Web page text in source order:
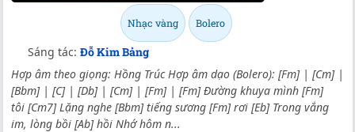
Nhạc vàng Bolero
Sáng tác: Đỗ Kim Bảng
Hợp âm theo giọng: Hồng Trúc Hợp âm dạo (Bolero): [Fm] | [Cm] |
[Bbm] | [C] | [Db] | [Cm] | [Fm] | [Fm] Đường khuya mình [Fm]
tôi [Cm7] Lặng nghe [Bbm] tiếng sương [Fm] rơi [Eb] Trong vắng
im, lòng bồi [Ab] hồi Nhớ hôm n...